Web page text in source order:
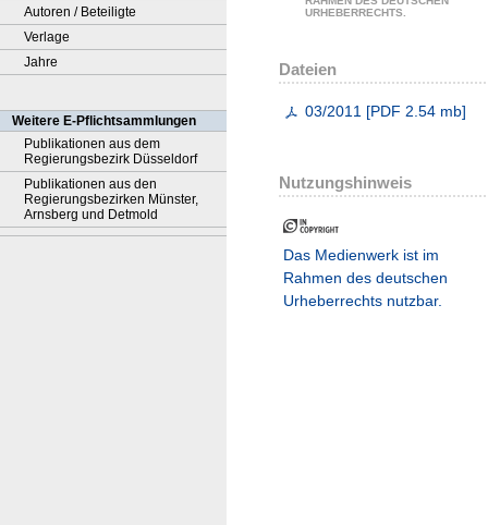
Autoren / Beteiligte
Verlage
Jahre
Weitere E-Pflichtsammlungen
Publikationen aus dem
Regierungsbezirk Düsseldorf
Publikationen aus den
Regierungsbezirken Münster,
Arnsberg und Detmold
URHEBERRECHTS.
Dateien
03/2011 [PDF 2.54 mb]
Nutzungshinweis
Das Medienwerk ist im
Rahmen des deutschen
Urheberrechts nutzbar.